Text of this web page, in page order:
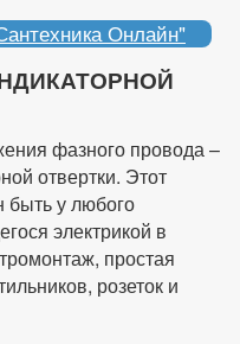
Онлайн"
фазного провода –
отвертки. Этот
быть у любого
электрикой в
простая
розеток и